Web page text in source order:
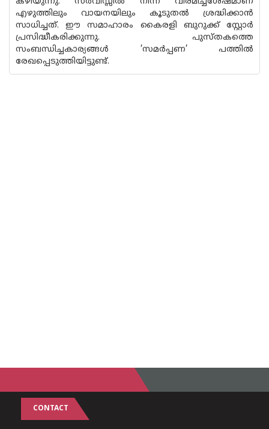
എഴുത്തിലും വായനയിലും കൂടുതൽ ശ്രദ്ധിക്കാൻ
സാധിച്ചത്. ഈ സമാഹാരം കൈരളി ബുറുക്ക് സ്റ്റോർ
പ്രസിദ്ധീകരിക്കുന്നു. പുസ്‌തകത്തെ
സംബന്ധിച്ചകാര്യങ്ങൾ ’സമർപ്പണ’ പത്തിൽ
രേഖപ്പെടുത്തിയിട്ടുണ്ട്.
CONTACT